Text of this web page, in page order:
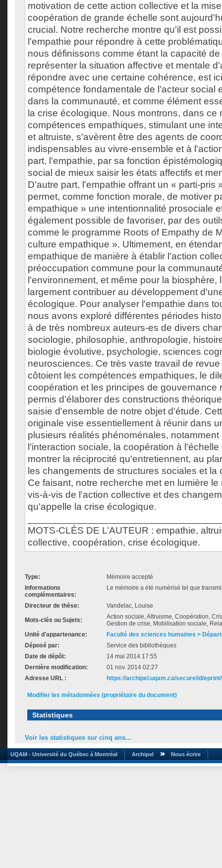
motivation de cette action collective et la
coopération de grande échelle sont
crucial. Notre recherche montre qu'il est
l'empathie pour répondre à cette
nous définissons comme étant la capacité
représenter la situation affective et mentale
répondre avec une certaine cohérence, est
compétence fondamentale de l'acteur social
dans la communauté, et comme élément
la crise écologique. Nous montrons, dans ce
compétences empathiques, stimulant une
et altruiste, s'avèrent être des agents de
indispensables au vivre-ensemble et à
part, l'empathie, par sa fonction
social de mieux saisir les états affectifs et
D'autre part, l'empathie offrant un « parti-pris
permet, comme fonction morale, de motiver
empathique » une intentionnalité prosociale
également possible de favoriser, par des
comme le programme Roots of Empathy de
culture empathique ». Ultimement, en
empathique de manière à établir l'action
préoccupation commune pour la
l'environnement, et même pour la biosphère,
largement contribuer au développement
écologique. Pour analyser l'empathie dans
nous avons exploré différentes périodes
à de très nombreux auteurs-es de divers
sociologie, philosophie, anthropologie,
biologie évolutive, psychologie, sciences
neurosciences. Ce très vaste travail de
côtoient les compétences empathiques, le
coopération et les principes de gouvernance
permis d'élaborer des constructions
saisie d'ensemble de notre objet d'étude.
originale vise essentiellement à réunir dans
plusieurs réalités phénoménales,
l'interaction sociale, la coopération à
montrer la réciprocité qu'entretiennent, au
les changements de structures sociales et la
Ce faisant, notre recherche met en lumière
vis-à-vis de l'action collective et des
qu'appelle la crise écologique.
MOTS-CLÉS DE L’AUTEUR : empathie,
collective, coopération, crise écologique.
Type:
Mémoire accepté
Informations
complémentaires:
Le mémoire a été numérisé tel que
Directeur de thèse: Vandelac, Louise
Mots-clés ou Sujets:
Action sociale, Altruisme, Coopération,
Gestion de crise, Mobilisation sociale,
Unité d'appartenance:
Faculté des sciences humaines >
Déposé par:
Service des bibliothèques
Date de dépôt:
14 mai 2014 17:55
Dernière modification:
01 nov. 2014 02:27
Adresse URL :
https://archipel.uqam.ca/secure/id/
Modifier les métadonnées (propriétaire du document)
Statistiques
Voir les statistiques sur cinq ans...
UQAM - Université du Québec à Montréal Archipel Nous écrire